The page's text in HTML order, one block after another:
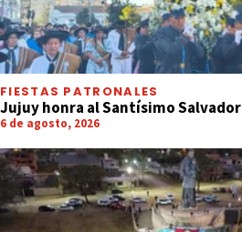
FIESTAS PATRONALES
Jujuy honra al Santísimo Salvador
6 de agosto, 2026